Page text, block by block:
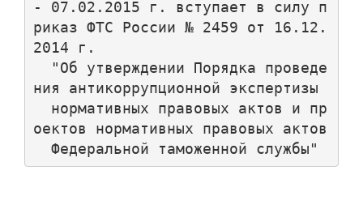
- 07.02.2015 г. вступает в силу п
риказ ФТС России № 2459 от 16.12.
2014 г.
ния антикоррупционной экспертизы
оектов нормативных правовых актов